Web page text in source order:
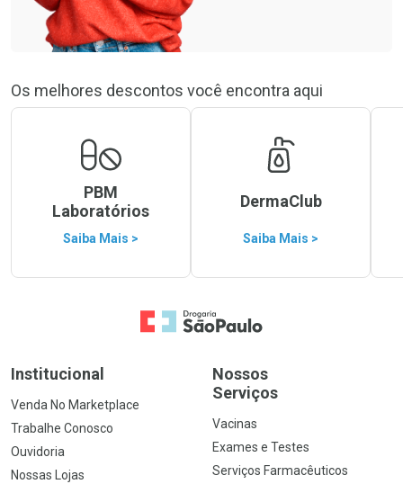
Os melhores descontos você encontra aqui
PBM
Laboratórios
Saiba Mais >
DermaClub
Saiba Mais >
Ir para a Home
Institucional
Venda No Marketplace
Trabalhe Conosco
Ouvidoria
Nossas Lojas
Nossos
Serviços
Vacinas
Exames e Testes
Serviços Farmacêuticos